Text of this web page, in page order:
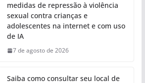
medidas de repressão à violência
sexual contra crianças e
adolescentes na internet e com uso
de IA
7 de agosto de 2026
Saiba como consultar seu local de